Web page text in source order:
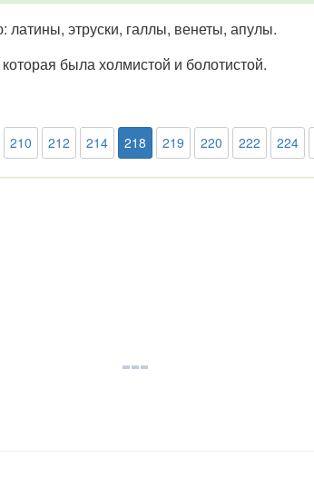
этруски, галлы, венеты, апулы.
была холмистой и болотистой.
210 212 214 218 219 220 222 224